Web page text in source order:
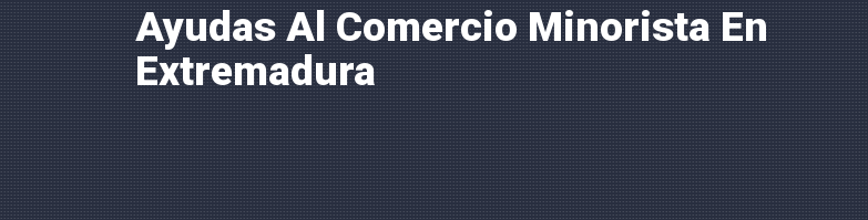
Ayudas Al Comercio Minorista En
Extremadura